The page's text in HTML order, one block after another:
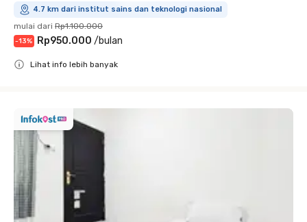
4.7 km dari institut sains dan teknologi nasional
mulai dari Rp1.100.000
-13% Rp950.000 /bulan
Lihat info lebih banyak